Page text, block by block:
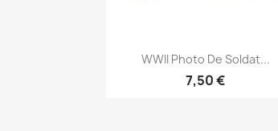
Aperçu rapide
WWII Photo De Soldat...
7,50 €